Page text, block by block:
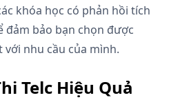
khóa học có phản hồi tích
đảm bảo bạn chọn được
nhu cầu của mình.
Telc Hiệu Quả